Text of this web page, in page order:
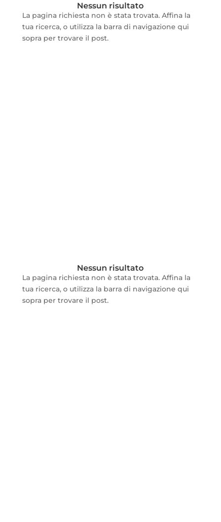
Nessun risultato
La pagina richiesta non è stata trovata. Affina la
tua ricerca, o utilizza la barra di navigazione qui
sopra per trovare il post.
Nessun risultato
La pagina richiesta non è stata trovata. Affina la
tua ricerca, o utilizza la barra di navigazione qui
sopra per trovare il post.